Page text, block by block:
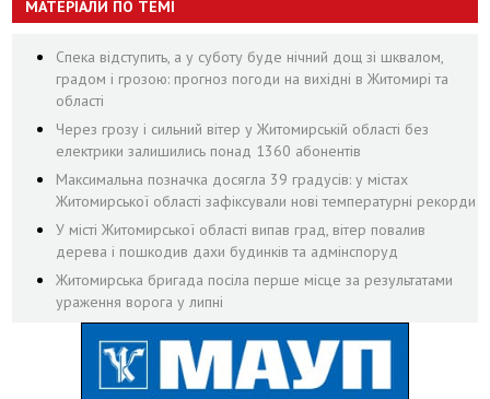
МАТЕРІАЛИ ПО ТЕМІ
Спека відступить, а у суботу буде нічний дощ зі шквалом,
градом і грозою: прогноз погоди на вихідні в Житомирі та
області
Через грозу і сильний вітер у Житомирській області без
електрики залишились понад 1360 абонентів
Максимальна позначка досягла 39 градусів: у містах
Житомирської області зафіксували нові температурні рекорди
У місті Житомирської області випав град, вітер повалив
дерева і пошкодив дахи будинків та адмінспоруд
Житомирська бригада посіла перше місце за результатами
ураження ворога у липні